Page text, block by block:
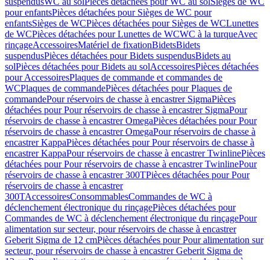
pour enfantsPièces détachées pour Sièges de WC pour
enfantsSièges de WCPièces détachées pour Sièges de WCLunettes
de WCPièces détachées pour Lunettes de WCWC à la turqueAvec
rinçageAccessoiresMatériel de fixationBidetsBidets
suspendusPièces détachées pour Bidets suspendusBidets au
solPièces détachées pour Bidets au solAccessoiresPièces détachées
pour AccessoiresPlaques de commande et commandes de
WCPlaques de commandePièces détachées pour Plaques de
commandePour réservoirs de chasse à encastrer SigmaPièces
détachées pour Pour réservoirs de chasse à encastrer SigmaPour
réservoirs de chasse à encastrer OmegaPièces détachées pour Pour
réservoirs de chasse à encastrer OmegaPour réservoirs de chasse à
encastrer KappaPièces détachées pour Pour réservoirs de chasse à
encastrer KappaPour réservoirs de chasse à encastrer TwinlinePièces
détachées pour Pour réservoirs de chasse à encastrer TwinlinePour
réservoirs de chasse à encastrer 300TPièces détachées pour Pour
réservoirs de chasse à encastrer
300TAccessoiresConsommablesCommandes de WC à
déclenchement électronique du rinçagePièces détachées pour
Commandes de WC à déclenchement électronique du rinçagePour
alimentation sur secteur, pour réservoirs de chasse à encastrer
Geberit Sigma de 12 cmPièces détachées pour Pour alimentation sur
secteur, pour réservoirs de chasse à encastrer Geberit Sigma de